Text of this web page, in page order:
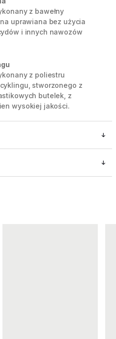
z bawełny
uprawiana bez użycia
i innych nawozów
z poliestru
stworzonego z
butelek, z
wysokiej jakości.